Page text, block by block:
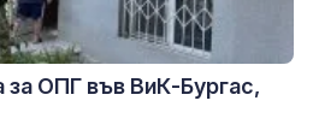
за ОПГ във ВиК-Бургас,